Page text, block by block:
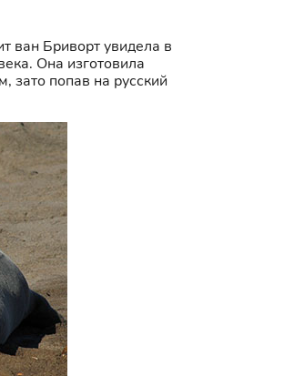
ван Бриворт увидела в
Она изготовила
зато попав на русский